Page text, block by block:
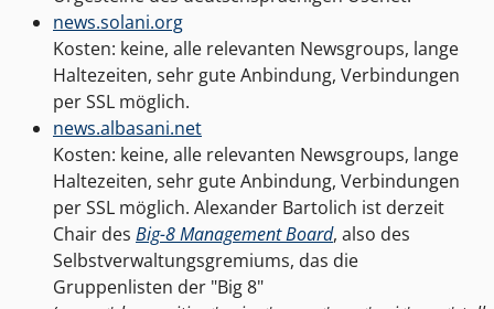
news.solani.org
Kosten: keine, alle relevanten Newsgroups, lange
Haltezeiten, sehr gute Anbindung, Verbindungen
per SSL möglich.
news.albasani.net
Kosten: keine, alle relevanten Newsgroups, lange
Haltezeiten, sehr gute Anbindung, Verbindungen
per SSL möglich. Alexander Bartolich ist derzeit
Chair des Big-8 Management Board, also des
Selbstverwaltungsgremiums, das die
Gruppenlisten der "Big 8"